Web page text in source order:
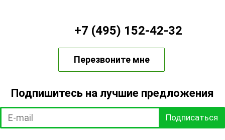
+7 (495) 152-42-32
Перезвоните мне
Подпишитесь на лучшие предложения
Подписаться